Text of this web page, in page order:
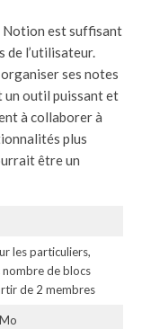
Notion est suffisant
de l’utilisateur.
ses notes
un outil puissant et
à collaborer à
plus
être un
les particuliers,
nombre de blocs
de 2 membres